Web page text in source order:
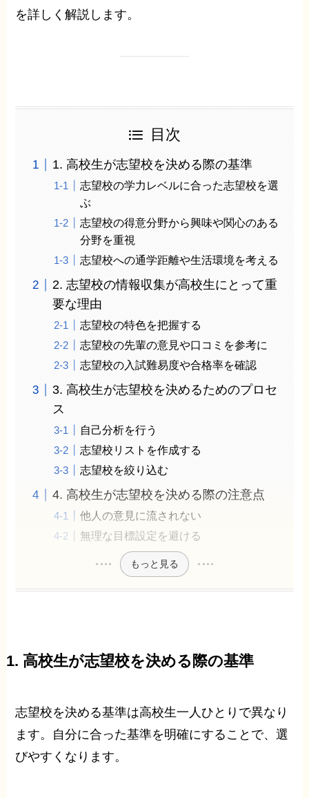
を詳しく解説します。
目次
1. 高校生が志望校を決める際の基準
志望校の学力レベルに合った志望校を選
ぶ
志望校の得意分野から興味や関心のある
分野を重視
志望校への通学距離や生活環境を考える
2. 志望校の情報収集が高校生にとって重
要な理由
志望校の特色を把握する
志望校の先輩の意見や口コミを参考に
志望校の入試難易度や合格率を確認
3. 高校生が志望校を決めるためのプロセ
ス
自己分析を行う
志望校リストを作成する
志望校を絞り込む
4. 高校生が志望校を決める際の注意点
他人の意見に流されない
無理な目標設定を避ける
もっと見る
1. 高校生が志望校を決める際の基準
志望校を決める基準は高校生一人ひとりで異なり
ます。自分に合った基準を明確にすることで、選
びやすくなります。